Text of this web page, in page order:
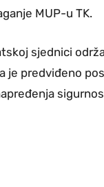
MUP-u TK.
sjednici
je predviđeno